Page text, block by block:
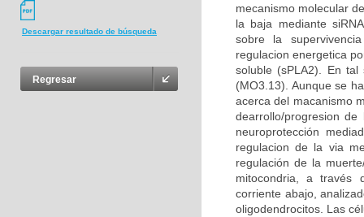
Descargar resultado de búsqueda
Regresar
mecanismo molecular
la baja mediante
sobre la
regulacion energetica
soluble (sPLA2). En
(MO3.13). Aunque se
acerca del macanismo
dearrollo/progresion
neuroprotección
regulacion de la via
regulación de la
mitocondria, a través
corriente abajo,
oligodendrocitos. Las